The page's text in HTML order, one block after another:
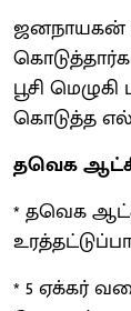
ஜனநாயகன்
பூசி
கொடுத்த
தவெக
* தவெக
* 5 ஏக்கர்